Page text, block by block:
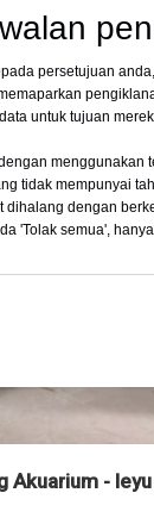
Akuarium -
persetujuan
untuk tujuan
menggunakan
tidak mempunyai
dengan
'Tolak semua',